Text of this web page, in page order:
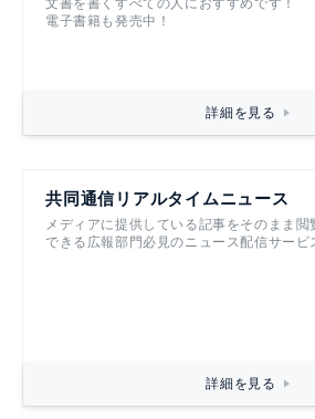
文書を書くすべての人におすすめです！
電子書籍も発売中！
詳細を見る
共同通信リアルタイムニュース
メディアに提供している記事をそのまま閲
できる広報部門必見のニュース配信サービ
詳細を見る